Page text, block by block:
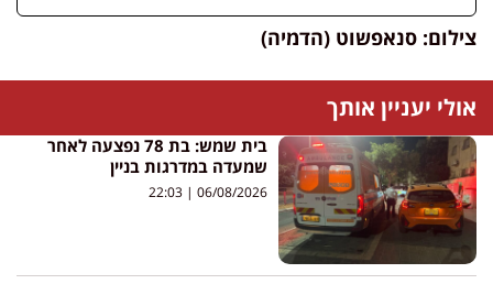
צילום: סנאפשוט (הדמיה)
אולי יעניין אותך
בית שמש: בת 78 נפצעה לאחר
שמעדה במדרגות בניין
06/08/2026